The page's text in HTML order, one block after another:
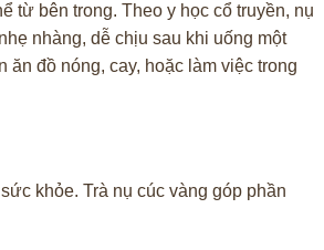
từ bên trong. Theo y học cổ truyền, nụ
nhàng, dễ chịu sau khi uống một
đồ nóng, cay, hoặc làm việc trong
khỏe. Trà nụ cúc vàng góp phần